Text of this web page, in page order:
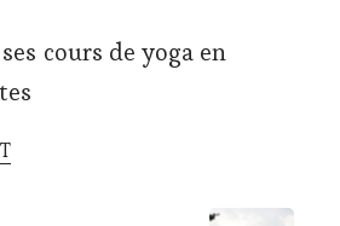
cours de yoga en